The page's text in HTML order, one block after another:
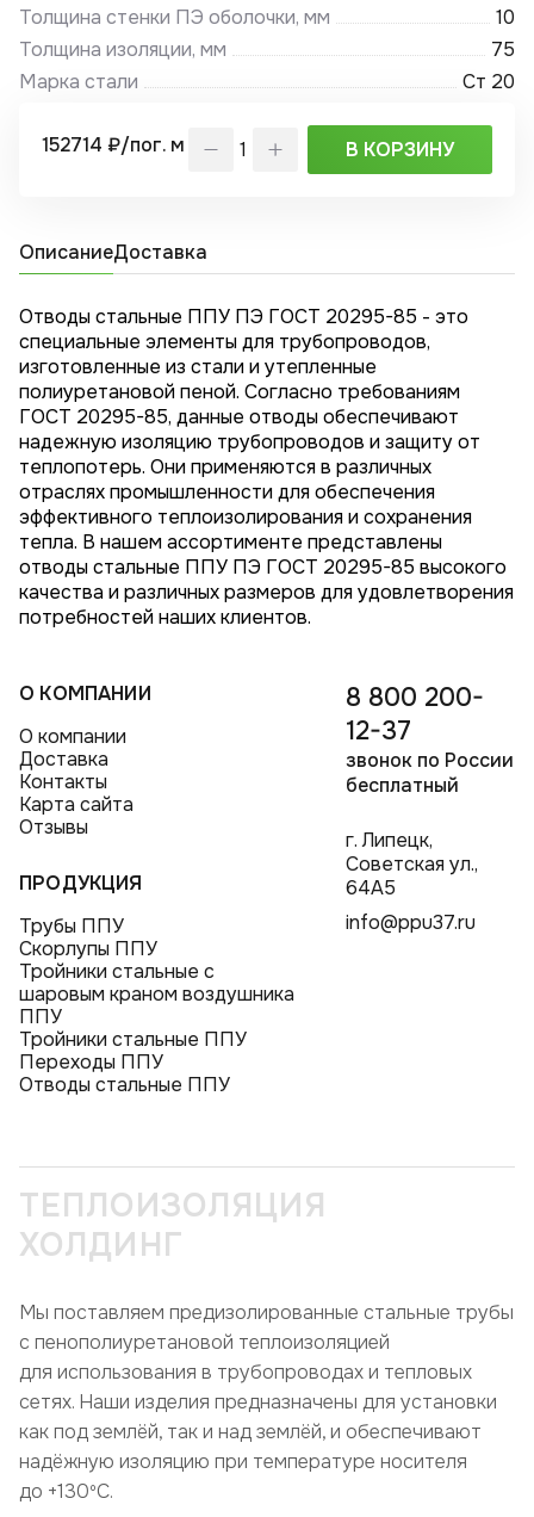
Толщина стенки ПЭ оболочки, мм
10
Толщина изоляции, мм
75
Марка стали
Ст 20
152714 ₽/пог. м В КОРЗИНУ
ОписаниеДоставка
Отводы стальные ППУ ПЭ ГОСТ 20295-85 - это
специальные элементы для трубопроводов,
изготовленные из стали и утепленные
полиуретановой пеной. Согласно требованиям
ГОСТ 20295-85, данные отводы обеспечивают
надежную изоляцию трубопроводов и защиту от
теплопотерь. Они применяются в различных
отраслях промышленности для обеспечения
эффективного теплоизолирования и сохранения
тепла. В нашем ассортименте представлены
отводы стальные ППУ ПЭ ГОСТ 20295-85 высокого
качества и различных размеров для удовлетворения
потребностей наших клиентов.
О КОМПАНИИ
О компании
Доставка
Контакты
Карта сайта
Отзывы
ПРОДУКЦИЯ
Трубы ППУ
Скорлупы ППУ
Тройники стальные с
шаровым краном воздушника
ППУ
Тройники стальные ППУ
Переходы ППУ
Отводы стальные ППУ
8 800 200-
12-37
звонок по России
бесплатный
г. Липецк,
Советская ул.,
64А5
info@ppu37.ru
ТЕПЛОИЗОЛЯЦИЯ
ХОЛДИНГ
Мы поставляем предизолированные стальные трубы
с пенополиуретановой теплоизоляцией
для использования в трубопроводах и тепловых
сетях. Наши изделия предназначены для установки
как под землёй, так и над землёй, и обеспечивают
надёжную изоляцию при температуре носителя
до +130ºC.